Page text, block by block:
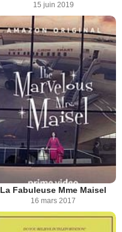
15 juin 2019
La Fabuleuse Mme Maisel
16 mars 2017